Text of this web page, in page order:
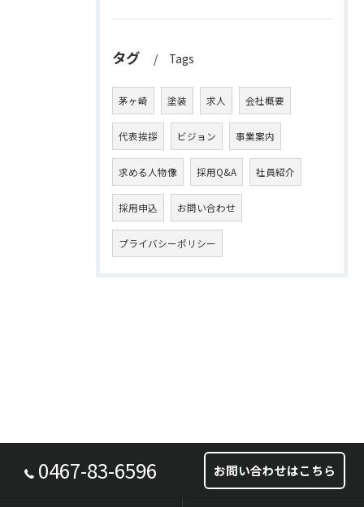
タグ Tags
茅ヶ崎 塗装 求人 会社概要
代表挨拶 ビジョン 事業案内
求める人物像 採用Q&A 社員紹介
採用申込 お問い合わせ
プライバシーポリシー
0467-83-6596 お問い合わせはこちら